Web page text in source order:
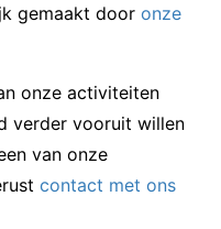
gemaakt dooronze
onze activiteiten
verder vooruit willen
van onze
contact met ons